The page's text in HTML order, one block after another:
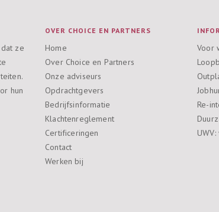
ze
hun
OVER CHOICE EN PARTNERS
Home
Over Choice en Partners
Onze adviseurs
Opdrachtgevers
Bedrijfsinformatie
Klachtenreglement
Certificeringen
Contact
Werken bij
Voor
Re-